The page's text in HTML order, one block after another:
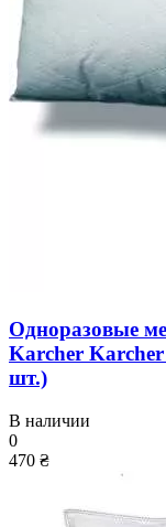
Одноразовые
Karcher
шт.)
В наличии
0
470 ₴